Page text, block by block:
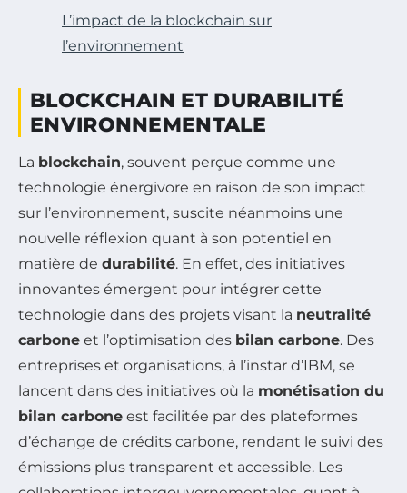
L’impact de la blockchain sur
l’environnement
BLOCKCHAIN ET DURABILITÉ
ENVIRONNEMENTALE
La blockchain, souvent perçue comme une
technologie énergivore en raison de son impact
sur l’environnement, suscite néanmoins une
nouvelle réflexion quant à son potentiel en
matière de durabilité. En effet, des initiatives
innovantes émergent pour intégrer cette
technologie dans des projets visant la neutralité
carbone et l’optimisation des bilan carbone. Des
entreprises et organisations, à l’instar d’IBM, se
lancent dans des initiatives où la monétisation du
bilan carbone est facilitée par des plateformes
d’échange de crédits carbone, rendant le suivi des
émissions plus transparent et accessible. Les